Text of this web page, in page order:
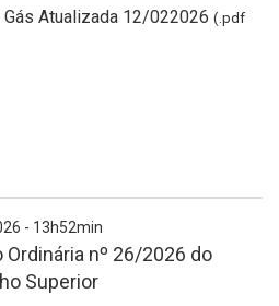
Atualizada 12/022026 (.pdf
- 13h52min
Ordinária nº 26/2026 do
Superior